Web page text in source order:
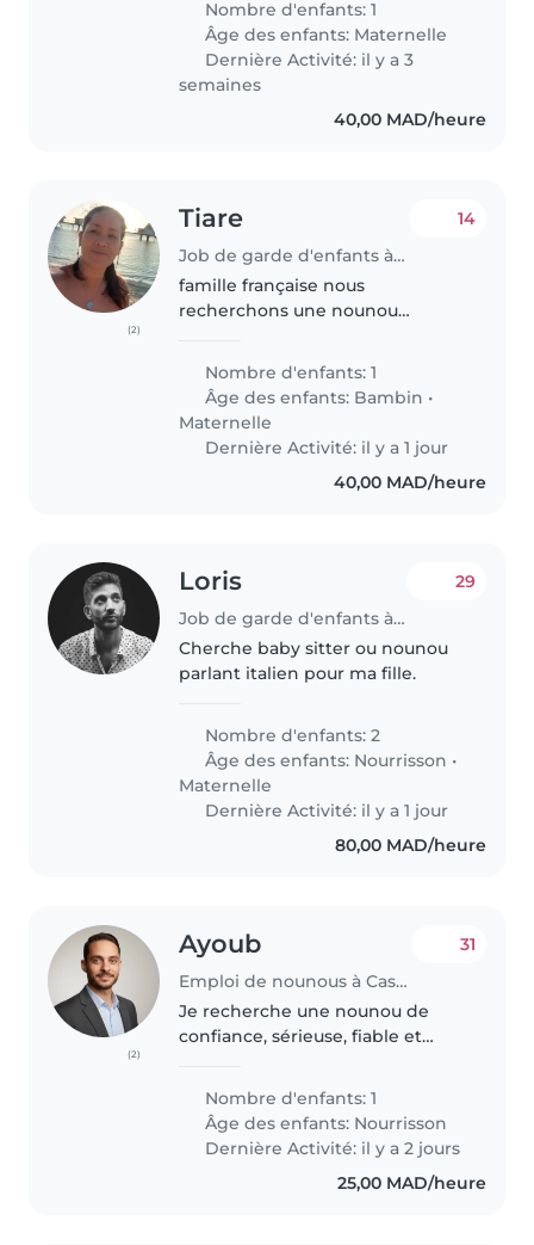
Nombre d'enfants: 1
Âge des enfants: Maternelle
Dernière Activité: il y a 3
semaines
40,00 MAD/heure
(2)
Tiare
Job de garde d'enfants à Rabat
14
famille française nous
recherchons une nounou
23h VOIR PLUS. Pour garder
notre fille de 3 ans. Elle est très
dynamique et a la fois réservé et
drôle,..
Nombre d'enfants: 1
Âge des enfants: Bambin •
Maternelle
Dernière Activité: il y a 1 jour
40,00 MAD/heure
Loris
Job de garde d'enfants à Rabat
29
Cherche baby sitter ou nounou
parlant italien pour ma fille.
Nombre d'enfants: 2
Âge des enfants: Nourrisson •
Maternelle
Dernière Activité: il y a 1 jour
80,00 MAD/heure
(2)
Ayoub
Emploi de nounous à Casablanca
31
Je recherche une nounou de
confiance, sérieuse, fiable et
Le poste est à temps plein, du
lundi au vendredi. Je souhaite..
Nombre d'enfants: 1
Âge des enfants: Nourrisson
Dernière Activité: il y a 2 jours
25,00 MAD/heure